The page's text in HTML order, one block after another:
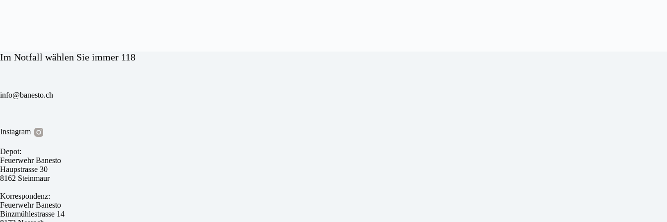
Im Notfall wählen Sie immer 118
info@banesto.ch
Instagram
Depot:
Feuerwehr Banesto
Haupstrasse 30
8162 Steinmaur
Korrespondenz:
Feuerwehr Banesto
Binzmühlestrasse 14